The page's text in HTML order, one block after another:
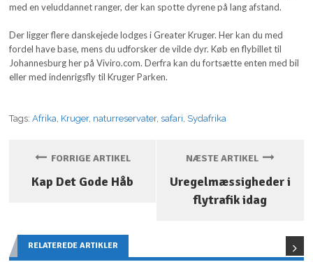
med en veluddannet ranger, der kan spotte dyrene på lang afstand.
Der ligger flere danskejede lodges i Greater Kruger. Her kan du med
fordel have base, mens du udforsker de vilde dyr. Køb en flybillet til
Johannesburg her på Viviro.com. Derfra kan du fortsætte enten med bil
eller med indenrigsfly til Kruger Parken.
Tags:Afrika, Kruger, naturreservater,safari, Sydafrika
FORRIGE ARTIKEL
Kap Det Gode Håb
NÆSTE ARTIKEL
Uregelmæssigheder i
flytrafik idag
RELATEREDE ARTIKLER